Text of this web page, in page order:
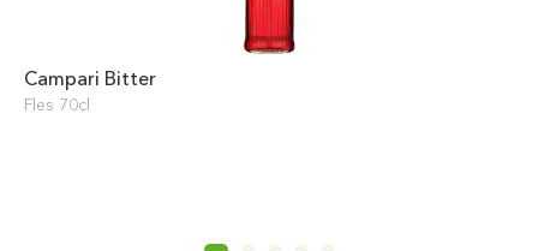
Campari Bitter
Fles 70cl